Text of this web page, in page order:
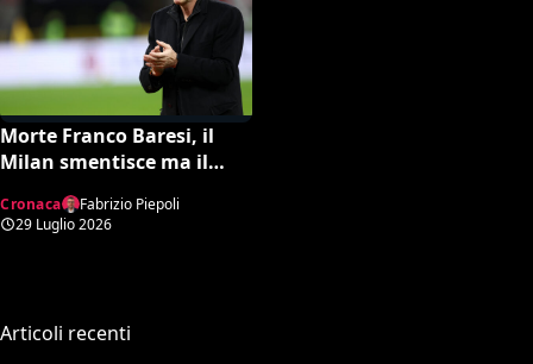
Morte Franco Baresi, il
Milan smentisce ma il
che rassicurante
Cronaca
Fabrizio Piepoli
29 Luglio 2026
Articoli recenti